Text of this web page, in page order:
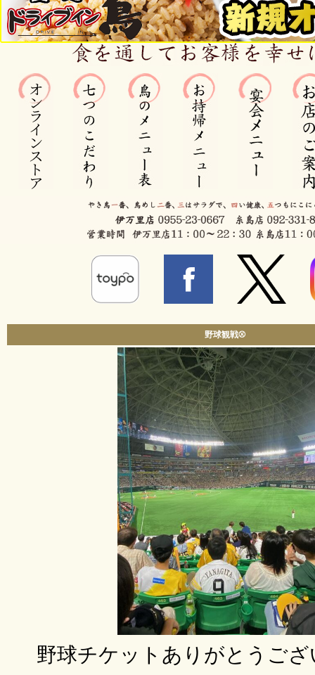
野球観戦⚾
野球チケットありがとうご